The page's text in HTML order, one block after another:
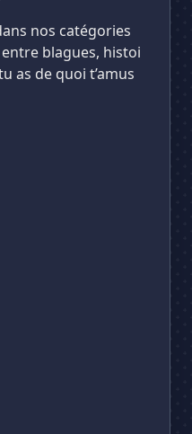
nos catégories
blagues, histoi
as de quoi t’amus